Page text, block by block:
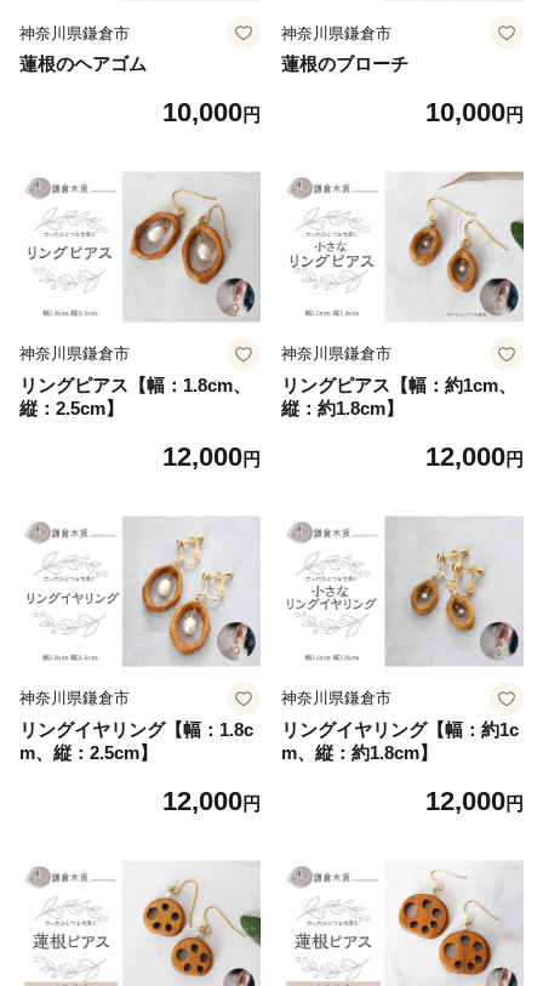
神奈川県鎌倉市
蓮根のヘアゴム
10,000円
神奈川県鎌倉市
蓮根のブローチ
10,000円
神奈川県鎌倉市
リングピアス【幅：1.8cm、
縦：2.5cm】
12,000円
神奈川県鎌倉市
リングピアス【幅：約1cm、
縦：約1.8cm】
12,000円
神奈川県鎌倉市
リングイヤリング【幅：1.8c
m、縦：2.5cm】
12,000円
神奈川県鎌倉市
リングイヤリング【幅：約1c
m、縦：約1.8cm】
12,000円